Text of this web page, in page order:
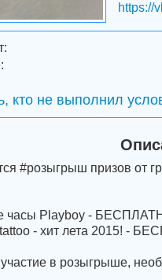
https://
кто не выполнил
#розыгрыш призов от
часы Playboy -
- хит лета 2015! -
в розыгрыше,